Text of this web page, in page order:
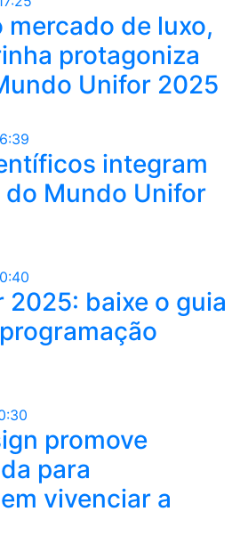
mercado de luxo,
protagoniza
Unifor 2025
integram
Mundo Unifor
baixe o guia
promove
para
vivenciar a